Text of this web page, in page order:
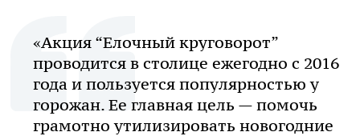
«Акция “Елочный круговорот”
проводится в столице ежегодно с 2016
года и пользуется популярностью у
горожан. Ее главная цель — помочь
грамотно утилизировать новогодние